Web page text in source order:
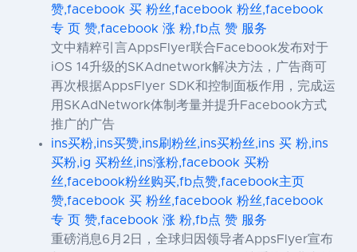
赞,facebook 买 粉丝,facebook 粉丝,facebook
专 页 赞,facebook 涨 粉,fb点 赞 服务
文中精粹引言AppsFlyer联合Facebook发布对于
iOS 14升级的SKAdnetwork解决方法，广告商可
再次根据AppsFlyer SDK和控制面板作用，完成运
用SKAdNetwork体制考量并提升Facebook方式
推广的广告
ins买粉,ins买赞,ins刷粉丝,ins买粉丝,ins 买 粉,ins
买粉,ig 买粉丝,ins涨粉,facebook 买粉
丝,facebook粉丝购买,fb点赞,facebook主页
赞,facebook 买 粉丝,facebook 粉丝,facebook
专 页 赞,facebook 涨 粉,fb点 赞 服务
重磅消息6月2日，全球归因领导者AppsFlyer宣布